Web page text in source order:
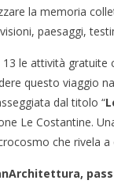
la memoria
paesaggi,
13 le attività gratuite
questo viaggio
dal titolo “
Le Costantine.
che rivela